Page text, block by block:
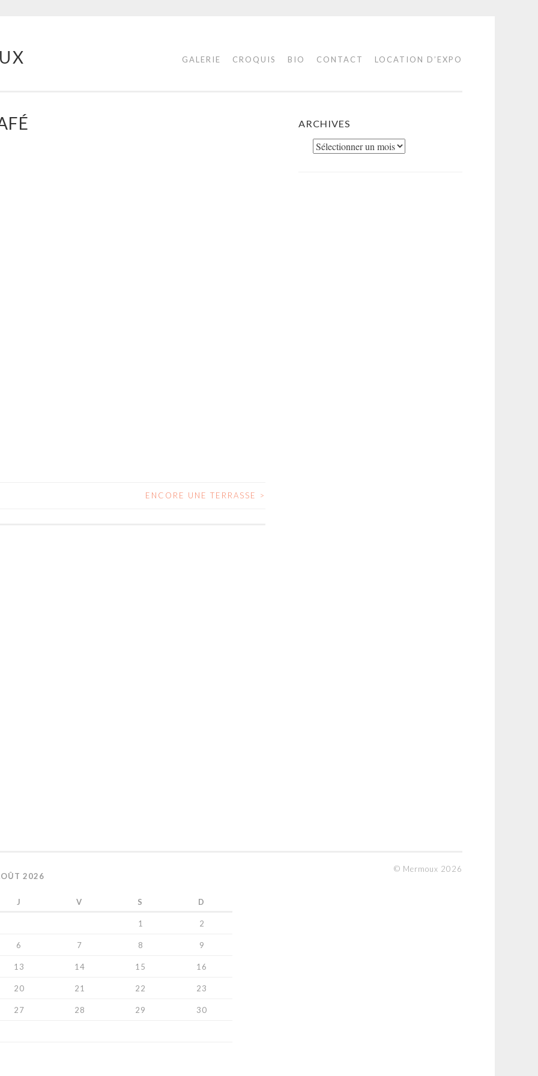
GALERIE CROQUIS BIO CONTACT LOCATION D’EXPO
ENCORE UNE TERRASSE >
ARCHIVES
Archives
2026
J V S D
1 2
6 7 8 9
13 14 15 16
20 21 22 23
27 28 29 30
© Mermoux 2026